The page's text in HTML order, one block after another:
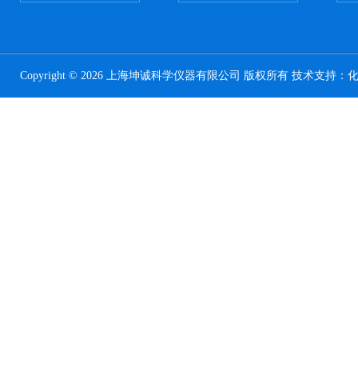
Copyright © 2026 上海坤诚科学仪器有限公司 版权所有 技术支持：